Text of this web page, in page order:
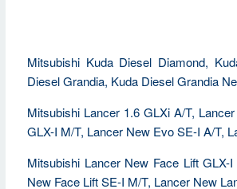
Mitsubishi Kuda Diesel Diamond,
Diesel Grandia, Kuda Diesel Grandia
Mitsubishi Lancer 1.6 GLXi A/T,
GLX-I M/T, Lancer New Evo SE-I A/T,
Mitsubishi Lancer New Face Lift
New Face Lift SE-I M/T, Lancer New